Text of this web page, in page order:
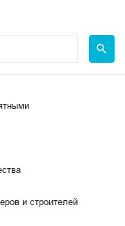
и строителей